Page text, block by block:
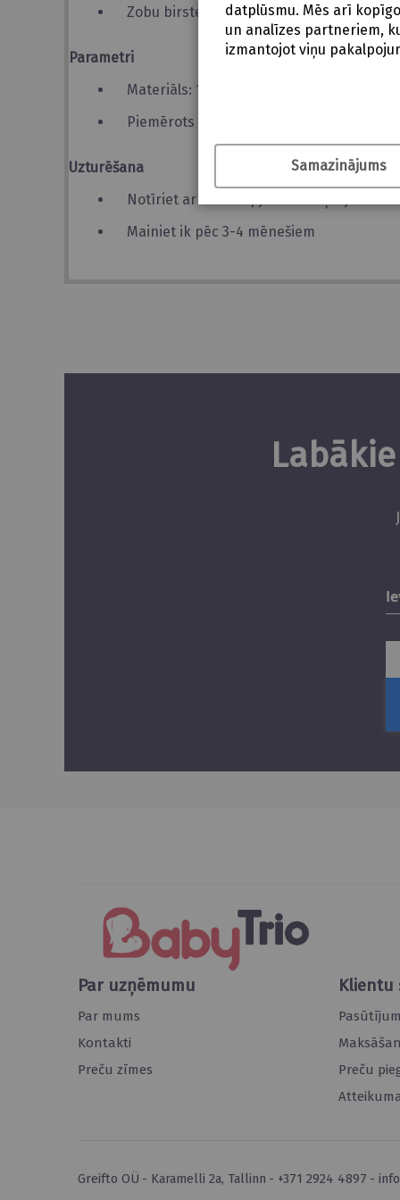
Zobu birste ir droša un viegli lietojama!
Parametri
Materiāls: 100% pārtikas silikona
Piemērots visiem vecumiem
Uzturēšana
Notīriet ar siltu ziepjūdeni un ļaujiet tai
Mainiet ik pēc 3-4 mēnešiem
Par uzņēmumu
Par mums
Kontakti
Preču zīmes
Klientu
Preču
Greifto OÜ Karamelli 2a, Tallinn +371 2924 4897
datplūsmu. Mēs arī
un analīzes partneriem,
izmantojot viņu
Samazinājums